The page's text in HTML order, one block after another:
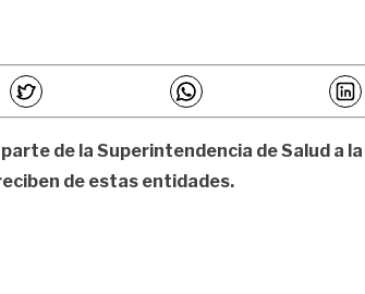
de la Superintendencia de Salud a
de estas entidades.